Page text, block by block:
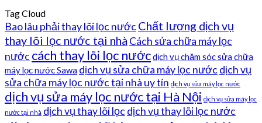
Tag Cloud
Bao lâu phải thay lõi lọc nước Chất lượng dịch vụ
thay lõi lọc nước tại nhà Cách sửa chữa máy lọc
nước cách thay lõi lọc nướcdịch vụ chăm sóc sửa chữa
máy lọc nước Sawa dịch vụ sửa chữa máy lọc nước dịch vụ
sửa chữa máy lọc nước tại nhà uy tín dịch vụ sửa máy lọc nước
dịch vụ sửa máy lọc nước tại Hà Nội dịch vụ sửa máy lọc
nước tại nhà dịch vụ thay lõi lọc dịch vụ thay lõi lọc nước